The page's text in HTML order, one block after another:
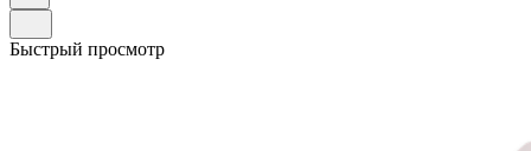
Быстрый просмотр